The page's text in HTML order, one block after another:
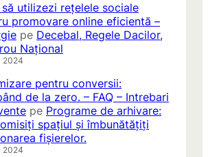
să utilizezi rețelele sociale
promovare online eficientă –
pe Decebal, Regele Dacilor,
Național
2024
pentru conversii:
de la zero. – FAQ – Intrebari
pe Programe de arhivare:
spațiul și îmbunătățiți
fișierelor.
2024